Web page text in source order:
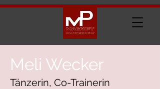
Meli Wecker
Tänzerin, Co-Trainerin